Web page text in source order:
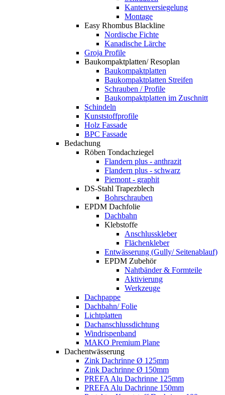
Kantenversiegelung
Montage
Easy Rhombus Blackline
Nordische Fichte
Kanadische Lärche
Groja Profile
Baukompaktplatten/ Resoplan
Baukompaktplatten
Baukompaktplatten Streifen
Schrauben / Profile
Baukompaktplatten im Zuschnitt
Schindeln
Kunststoffprofile
Holz Fassade
BPC Fassade
Bedachung
Röben Tondachziegel
Flandern plus - anthrazit
Flandern plus - schwarz
Piemont - graphit
DS-Stahl Trapezblech
Bohrschrauben
EPDM Dachfolie
Dachbahn
Klebstoffe
Anschlusskleber
Flächenkleber
Entwässerung (Gully/ Seitenablauf)
EPDM Zubehör
Nahtbänder & Formteile
Aktivierung
Werkzeuge
Dachpappe
Dachbahn/ Folie
Lichtplatten
Dachanschlussdichtung
Windrispenband
MAKO Premium Plane
Dachentwässerung
Zink Dachrinne Ø 125mm
Zink Dachrinne Ø 150mm
PREFA Alu Dachrinne 125mm
PREFA Alu Dachrinne 150mm